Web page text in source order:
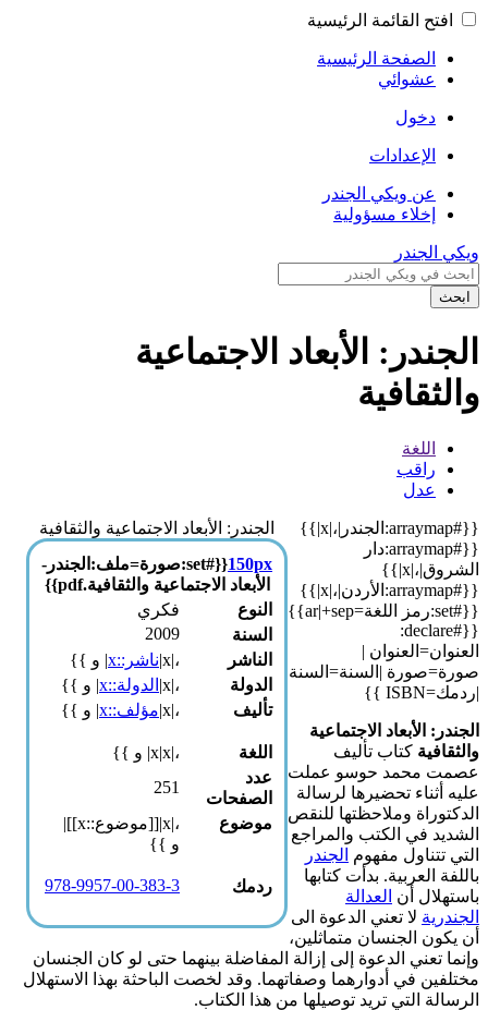
افتح القائمة الرئيسية
الصفحة الرئيسية
عشوائي
دخول
الإعدادات
عن ويكي الجندر
إخلاء مسؤولية
ويكي الجندر
ابحث
الجندر: الأبعاد الاجتماعية
والثقافية
اللغة
راقب
عدل
الجندر: الأبعاد الاجتماعية والثقافية
150px
{{#set:صورة=ملف:الجندر-
الأبعاد الاجتماعية والثقافية.pdf}}
النوع
فكري
السنة
2009
الناشر
،|x| ناشر::x | و }}
الدولة
،|x| الدولة::x | و }}
تأليف
،|x| مؤلف::x | و }}
اللغة
،|x|x| و }}
عدد
الصفحات
251
موضوع
،|x|[[موضوع::x]]|
و }}
ردمك 978-9957-00-383-3
{{#arraymap:الجندر|،|x|}}
{{#arraymap:دار
الشروق|،|x|}}
{{#arraymap:الأردن|،|x|}}
{{#set:رمز اللغة=ar|+sep}}
{{#declare:
العنوان=العنوان |
صورة=صورة |السنة=السنة
|ردمك=ISBN }}
الجندر: الأبعاد الاجتماعية
والثقافية كتاب تأليف
عصمت محمد حوسو عملت
عليه أثناء تحضيرها لرسالة
الدكتوراة وملاحظتها للنقص
الشديد في الكتب والمراجع
التي تتناول مفهوم الجندر
باللفة العربية. بدأت كتابها
باستهلال أن العدالة
الجندرية لا تعني الدعوة الى
أن يكون الجنسان متماثلين،
وإنما تعني الدعوة إلى إزالة المفاضلة بينهما حتى لو كان الجنسان
مختلفين في أدوارهما وصفاتهما. وقد لخصت الباحثة بهذا الاستهلال
الرسالة التي تريد توصيلها من هذا الكتاب.